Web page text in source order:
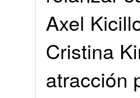
Axel
Cristina
atracción